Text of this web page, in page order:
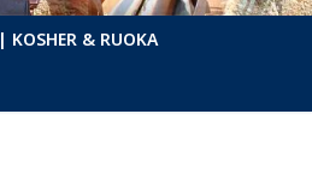
| KOSHER & RUOKA